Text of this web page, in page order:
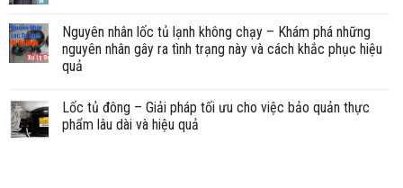
Nguyên nhân lốc tủ lạnh không chạy – Khám phá những
nguyên nhân gây ra tình trạng này và cách khắc phục hiệu
quả
Lốc tủ đông – Giải pháp tối ưu cho việc bảo quản thực
phẩm lâu dài và hiệu quả